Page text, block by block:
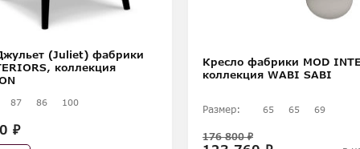
(Juliet) фабрики
коллекция
87 86 100
₽
Кресло фабрики MOD
коллекция WABI SABI
Размер: 65 65 69
176 800 ₽